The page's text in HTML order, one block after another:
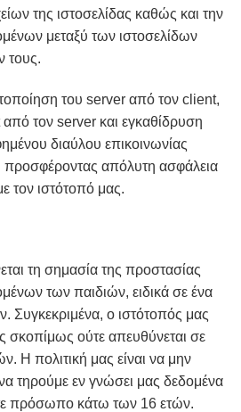
της ιστοσελίδας καθώς και την
μεταξύ των ιστοσελίδων
τους.
του server από τον client,
τον server και εγκαθίδρυση
διαύλου επικοινωνίας
απόλυτη ασφάλεια
τον ιστότοπό μας.
τη σημασία της προστασίας
των παιδιών, ειδικά σε ένα
Συγκεκριμένα, ο ιστότοπός μας
σκοπίμως ούτε απευθύνεται σε
Η πολιτική μας είναι να μην
τηρούμε εν γνώσει μας δεδομένα
πρόσωπο κάτω των 16 ετών.